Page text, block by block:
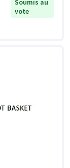
Soumis au
vote